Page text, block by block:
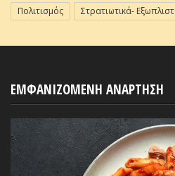
Πολιτισμός
Στρατιωτικά-
ΕΜΦΑΝΙΖΟΜΕΝΗ ΑΝΑΡΤΗΣΗ